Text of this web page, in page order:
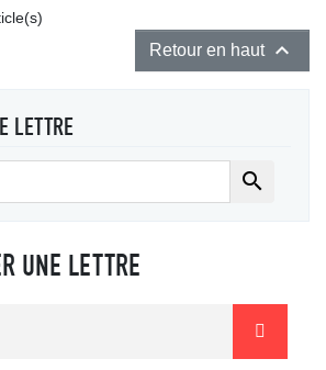
Retour en haut 
LETTRE

UNE LETTRE